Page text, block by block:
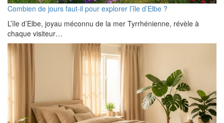
Combien de jours faut-il pour explorer l’île d’Elbe ?
L’île d’Elbe, joyau méconnu de la mer Tyrrhénienne, révèle à
chaque visiteur…